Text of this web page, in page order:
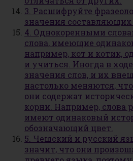
3. Расшифруйте
значения составляющих
4. Однокоренными
слова, имеющие
например, кот и котик,
и учиться. Иногда в
значения слов, и их
настолько меняются,
они содержат
корни. Например,
имеют одинаковый
обозначающий цвет.
5. Чешский и русский
значит, что они